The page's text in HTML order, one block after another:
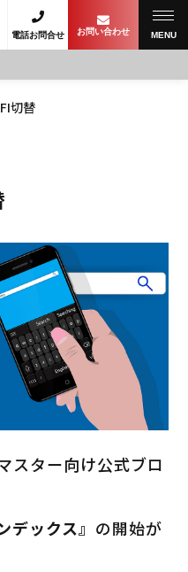
電話お問合せ お問い合わせ MENU
切替
スター向け公式ブロ
デックス』 の開始が